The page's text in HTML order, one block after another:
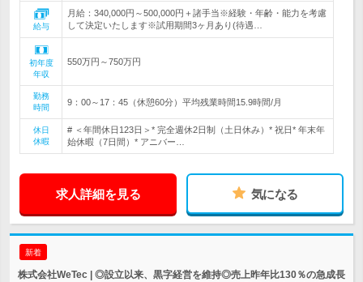
給与
月給：340,000円～500,000円＋諸手当※経験・年齢・能力を考慮
して決定いたします※試用期間3ヶ月あり(待遇…
初年度
年収
550万円～750万円
勤務
時間
9：00～17：45（休憩60分）平均残業時間15.9時間/月
休日
休暇
# ＜年間休日123日＞* 完全週休2日制（土日休み）* 祝日* 年末年
始休暇（7日間）* アニバー…
求人詳細を見る 気になる
新着
株式会社WeTec | ◎設立以来、黒字経営を維持◎売上昨年比130％の急成長